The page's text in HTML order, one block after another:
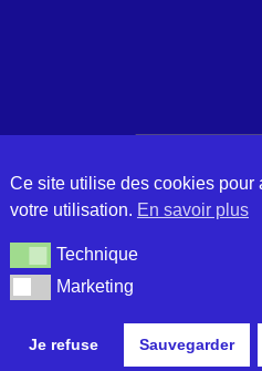
Ce site utilise des cookies pour
votre utilisation. En savoir plus
TechniqueTechnique
MarketingMarketing
Je refuse Sauvegarder